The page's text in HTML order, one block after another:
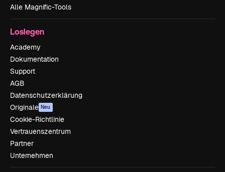
Alle Magnific-Tools
Loslegen
Academy
Dokumentation
Support
AGB
Datenschutzerklärung
Originale Neu
Cookie-Richtlinie
Vertrauenszentrum
Partner
Unternehmen